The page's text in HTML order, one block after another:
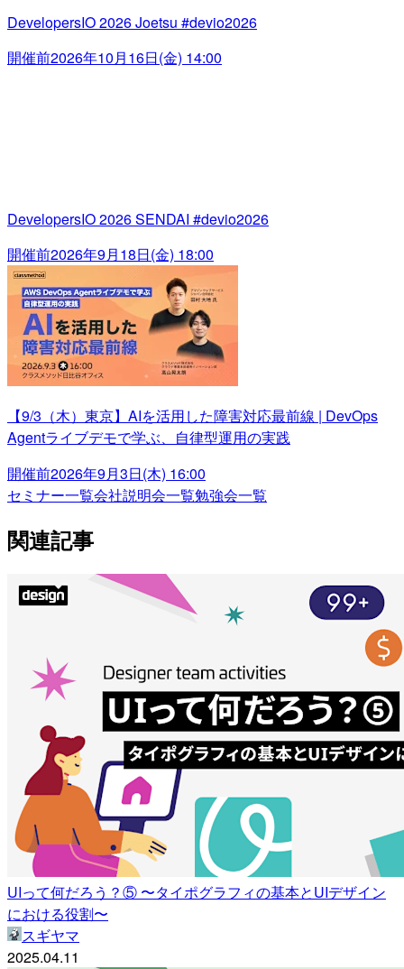
DevelopersIO 2026 Joetsu #devio2026
開催前2026年10月16日(金) 14:00
DevelopersIO 2026 SENDAI #devio2026
開催前2026年9月18日(金) 18:00
【9/3（木）東京】AIを活用した障害対応最前線 | DevOps
Agentライブデモで学ぶ、自律型運用の実践
開催前2026年9月3日(木) 16:00
セミナー一覧会社説明会一覧勉強会一覧
関連記事
UIって何だろう？⑤ 〜タイポグラフィの基本とUIデザイン
における役割〜
スギヤマ
2025.04.11